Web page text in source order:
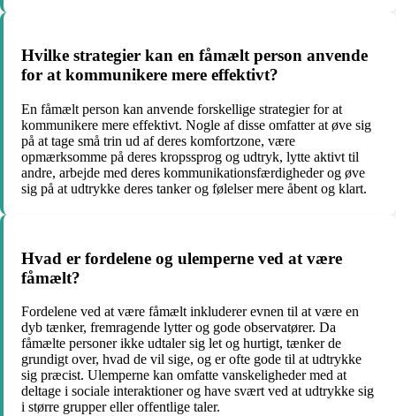
Hvilke strategier kan en fåmælt person anvende
for at kommunikere mere effektivt?
En fåmælt person kan anvende forskellige strategier for at
kommunikere mere effektivt. Nogle af disse omfatter at øve sig
på at tage små trin ud af deres komfortzone, være
opmærksomme på deres kropssprog og udtryk, lytte aktivt til
andre, arbejde med deres kommunikationsfærdigheder og øve
sig på at udtrykke deres tanker og følelser mere åbent og klart.
Hvad er fordelene og ulemperne ved at være
fåmælt?
Fordelene ved at være fåmælt inkluderer evnen til at være en
dyb tænker, fremragende lytter og gode observatører. Da
fåmælte personer ikke udtaler sig let og hurtigt, tænker de
grundigt over, hvad de vil sige, og er ofte gode til at udtrykke
sig præcist. Ulemperne kan omfatte vanskeligheder med at
deltage i sociale interaktioner og have svært ved at udtrykke sig
i større grupper eller offentlige taler.